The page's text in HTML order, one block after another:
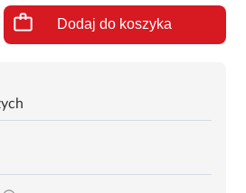
Dodaj do koszyka